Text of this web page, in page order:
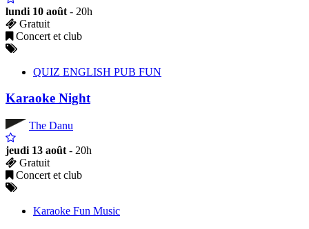
lundi 10 août - 20h
Gratuit
Concert et club
QUIZ ENGLISH PUB FUN
Karaoke Night
The Danu
jeudi 13 août - 20h
Gratuit
Concert et club
Karaoke Fun Music